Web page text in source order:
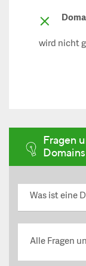
wird nicht
Fragen
Domains
Was ist eine
Alle Fragen